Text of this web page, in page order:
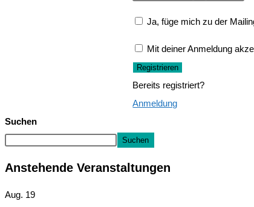
Ja, füge mich zu der
Mit deiner Anmeldung
Registrieren
Bereits registriert?
Anmeldung
Suchen
Suchen
Anstehende Veranstaltungen
Aug. 19